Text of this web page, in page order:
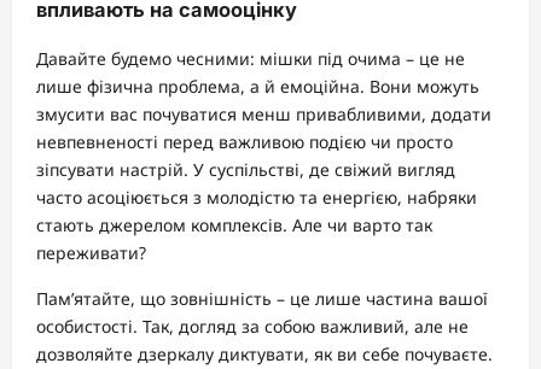
впливають на самооцінку
Давайте будемо чесними: мішки під очима – це не
лише фізична проблема, а й емоційна. Вони можуть
змусити вас почуватися менш привабливими, додати
невпевненості перед важливою подією чи просто
зіпсувати настрій. У суспільстві, де свіжий вигляд
часто асоціюється з молодістю та енергією, набряки
стають джерелом комплексів. Але чи варто так
переживати?
Пам’ятайте, що зовнішність – це лише частина вашої
особистості. Так, догляд за собою важливий, але не
дозволяйте дзеркалу диктувати, як ви себе почуваєте.